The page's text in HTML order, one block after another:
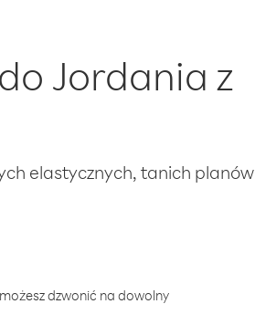
Jordania z
elastycznych, tanich planów
dzwonić na dowolny